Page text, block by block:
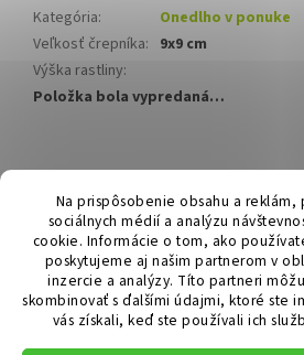
Na prispôsobenie obsahu a reklám,
sociálnych médií a analýzu
cookie. Informácie o tom, ako
poskytujeme aj našim partnerom v
inzercie a analýzy. Títo partneri
skombinovať s ďalšími údajmi, ktoré ste
vás získali, keď ste používali ich
Kategória:
Onedlho v ponuke
Veľkosť črepníka: 9x9 cm
Výška rastliny:
Položka bola vypredaná…
á
Hurmikaki.com
Vytvoril